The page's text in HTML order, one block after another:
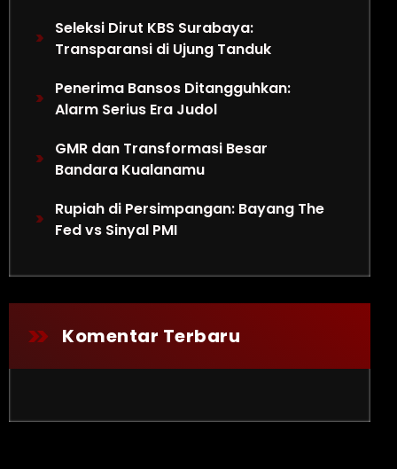
di Ujung Tanduk
Seleksi Dirut KBS Surabaya:
Transparansi di Ujung Tanduk
Penerima Bansos Ditangguhkan:
Alarm Serius Era Judol
GMR dan Transformasi Besar
Bandara Kualanamu
Rupiah di Persimpangan: Bayang The
Fed vs Sinyal PMI
Komentar Terbaru